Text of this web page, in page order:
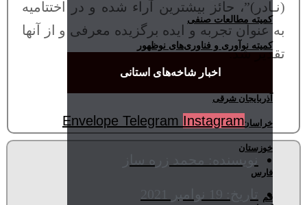
کمیته مطالعات صنفی
کمیته نوآوری و فناوری‌های نوظهور
اخبار شاخه‌های استانی
آذربایجان شرقی
خراسان
خوزستان
فارس
قم
(نـادر)”، حائز بیشترین آراء شده و در اختتامیه
به عنوان تجربه و ایده برگزیده معرفی و از آنها
تقدیر شد.
Envelope Telegram Instagram